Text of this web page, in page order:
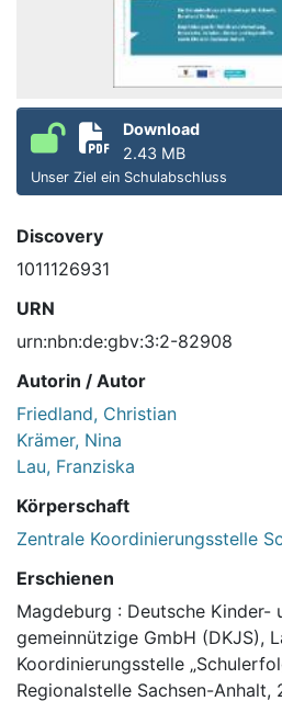
Download
2.43 MB
Unser Ziel ein Schulabschluss
Discovery
1011126931
URN
urn:nbn:de:gbv:3:2-82908
Autorin / Autor
Friedland, Christian
Krämer, Nina
Lau, Franziska
Körperschaft
Zentrale Koordinierungsstelle
Erschienen
Magdeburg : Deutsche Kinder-
gemeinnützige GmbH (DKJS),
Koordinierungsstelle
Regionalstelle Sachsen-Anhalt,